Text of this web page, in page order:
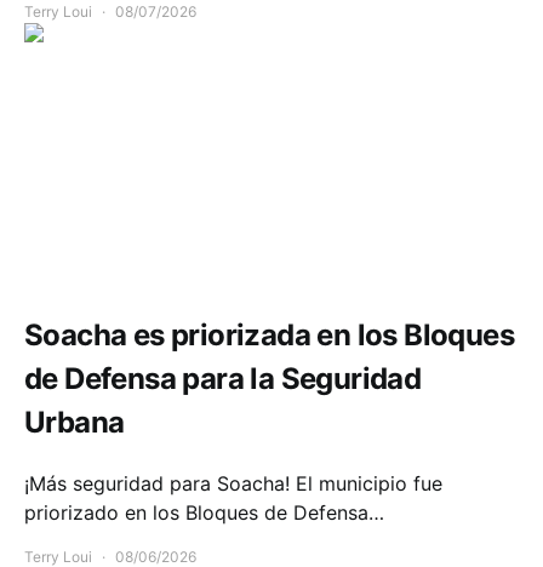
Terry Loui 08/07/2026
Soacha es priorizada en los Bloques
de Defensa para la Seguridad
Urbana
¡Más seguridad para Soacha! El municipio fue
priorizado en los Bloques de Defensa…
Terry Loui 08/06/2026